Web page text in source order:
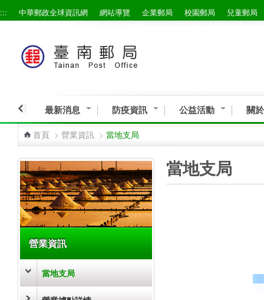
跳到主要內容區塊
::: 中華郵政全球資訊網 網站導覽 企業郵局 校園郵局 兒童郵局
最新消息 防疫資訊 公益活動 關
首頁 > 營業資訊 > 當地支局
營業資訊
當地支局
當地支局